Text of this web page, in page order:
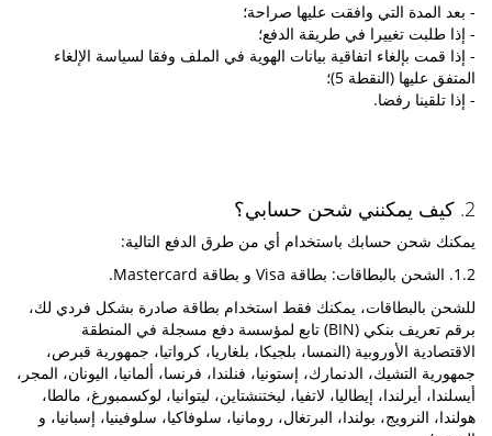
- بعد المدة التي وافقت عليها صراحة؛
- إذا طلبت تغييرا في طريقة الدفع؛
- إذا قمت بإلغاء اتفاقية بيانات الهوية في الملف وفقا لسياسة الإلغاء
المتفق عليها (النقطة 5)؛
- إذا تلقينا رفضا.
2. كيف يمكنني شحن حسابي؟
يمكنك شحن حسابك باستخدام أي من طرق الدفع التالية:
1.2. الشحن بالبطاقات: بطاقة Visa و بطاقة Mastercard.
للشحن بالبطاقات، يمكنك فقط استخدام بطاقة صادرة بشكل فردي لك،
برقم تعريف بنكي (BIN) تابع لمؤسسة دفع مسجلة في المنطقة
الاقتصادية الأوروبية (النمسا، بلجيكا، بلغاريا، كرواتيا، جمهورية قبرص،
جمهورية التشيك، الدنمارك، إستونيا، فنلندا، فرنسا، ألمانيا، اليونان، المجر،
أيسلندا، أيرلندا، إيطاليا، لاتفيا، ليختنشتاين، ليتوانيا، لوكسمبورغ، مالطا،
هولندا، النرويج، بولندا، البرتغال، رومانيا، سلوفاكيا، سلوفينيا، إسبانيا، و